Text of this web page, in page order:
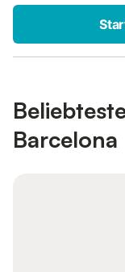
Barcelona